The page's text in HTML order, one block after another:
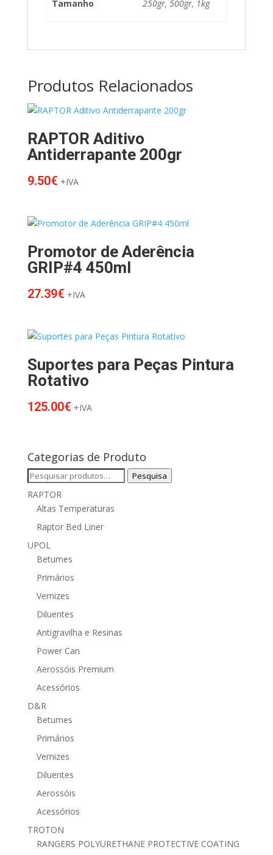
Tamanho 250gr, 500gr, 1kg
Produtos Relacionados
RAPTOR Aditivo
Antiderrapante 200gr
9.50€ +IVA
Promotor de Aderência
GRIP#4 450ml
27.39€ +IVA
Suportes para Peças Pintura
Rotativo
125.00€ +IVA
Categorias de Produto
Pesquisar
Pesquisa
RAPTOR
Altas Temperaturas
Raptor Bed Liner
UPOL
Betumes
Primários
Vernizes
Diluentes
Antigravilha e Resinas
Power Can
Aerossóis Premium
Acessórios
D&R
Betumes
Primários
Vernizes
Diluentes
Aerossóis
Acessórios
TROTON
RANGERS POLYURETHANE PROTECTIVE COATING